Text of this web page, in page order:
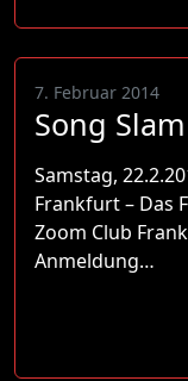
7. Februar 2014
Song
Samstag,
Frankfurt – Das
Zoom Club
Anmeldung…